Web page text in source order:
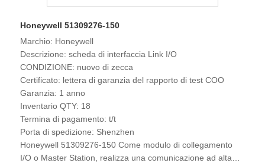
Honeywell 51309276-150
Marchio: Honeywell
Descrizione: scheda di interfaccia Link I/O
CONDIZIONE: nuovo di zecca
Certificato: lettera di garanzia del rapporto di test COO
Garanzia: 1 anno
Inventario QTY: 18
Termina di pagamento: t/t
Porta di spedizione: Shenzhen
Honeywell 51309276-150 Come modulo di collegamento
I/O o Master Station, realizza una comunicazione ad alta